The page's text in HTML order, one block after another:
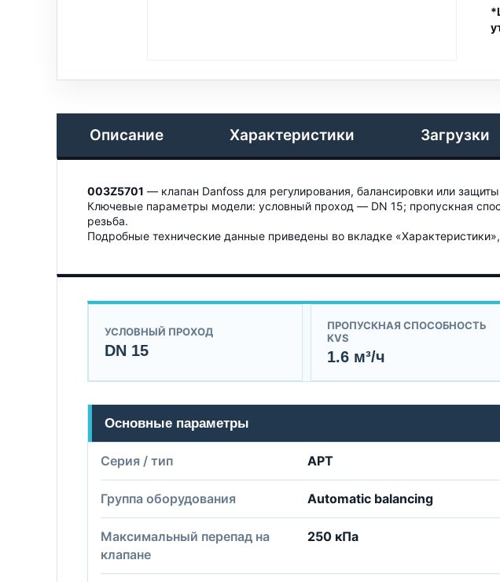
Описание Характеристики Загрузки
003Z5701 — клапан Danfoss для регулирования, балансировки или
Ключевые параметры модели: условный проход — DN 15; пропускная
резьба.
Подробные технические данные приведены во вкладке
УСЛОВНЫЙ ПРОХОД
DN 15
ПРОПУСКНАЯ СПОСОБНОСТЬ
KVS
1.6 м³/ч
Основные параметры
Серия / тип APT
Группа оборудования Automatic balancing
Максимальный перепад на
клапане
250 кПа